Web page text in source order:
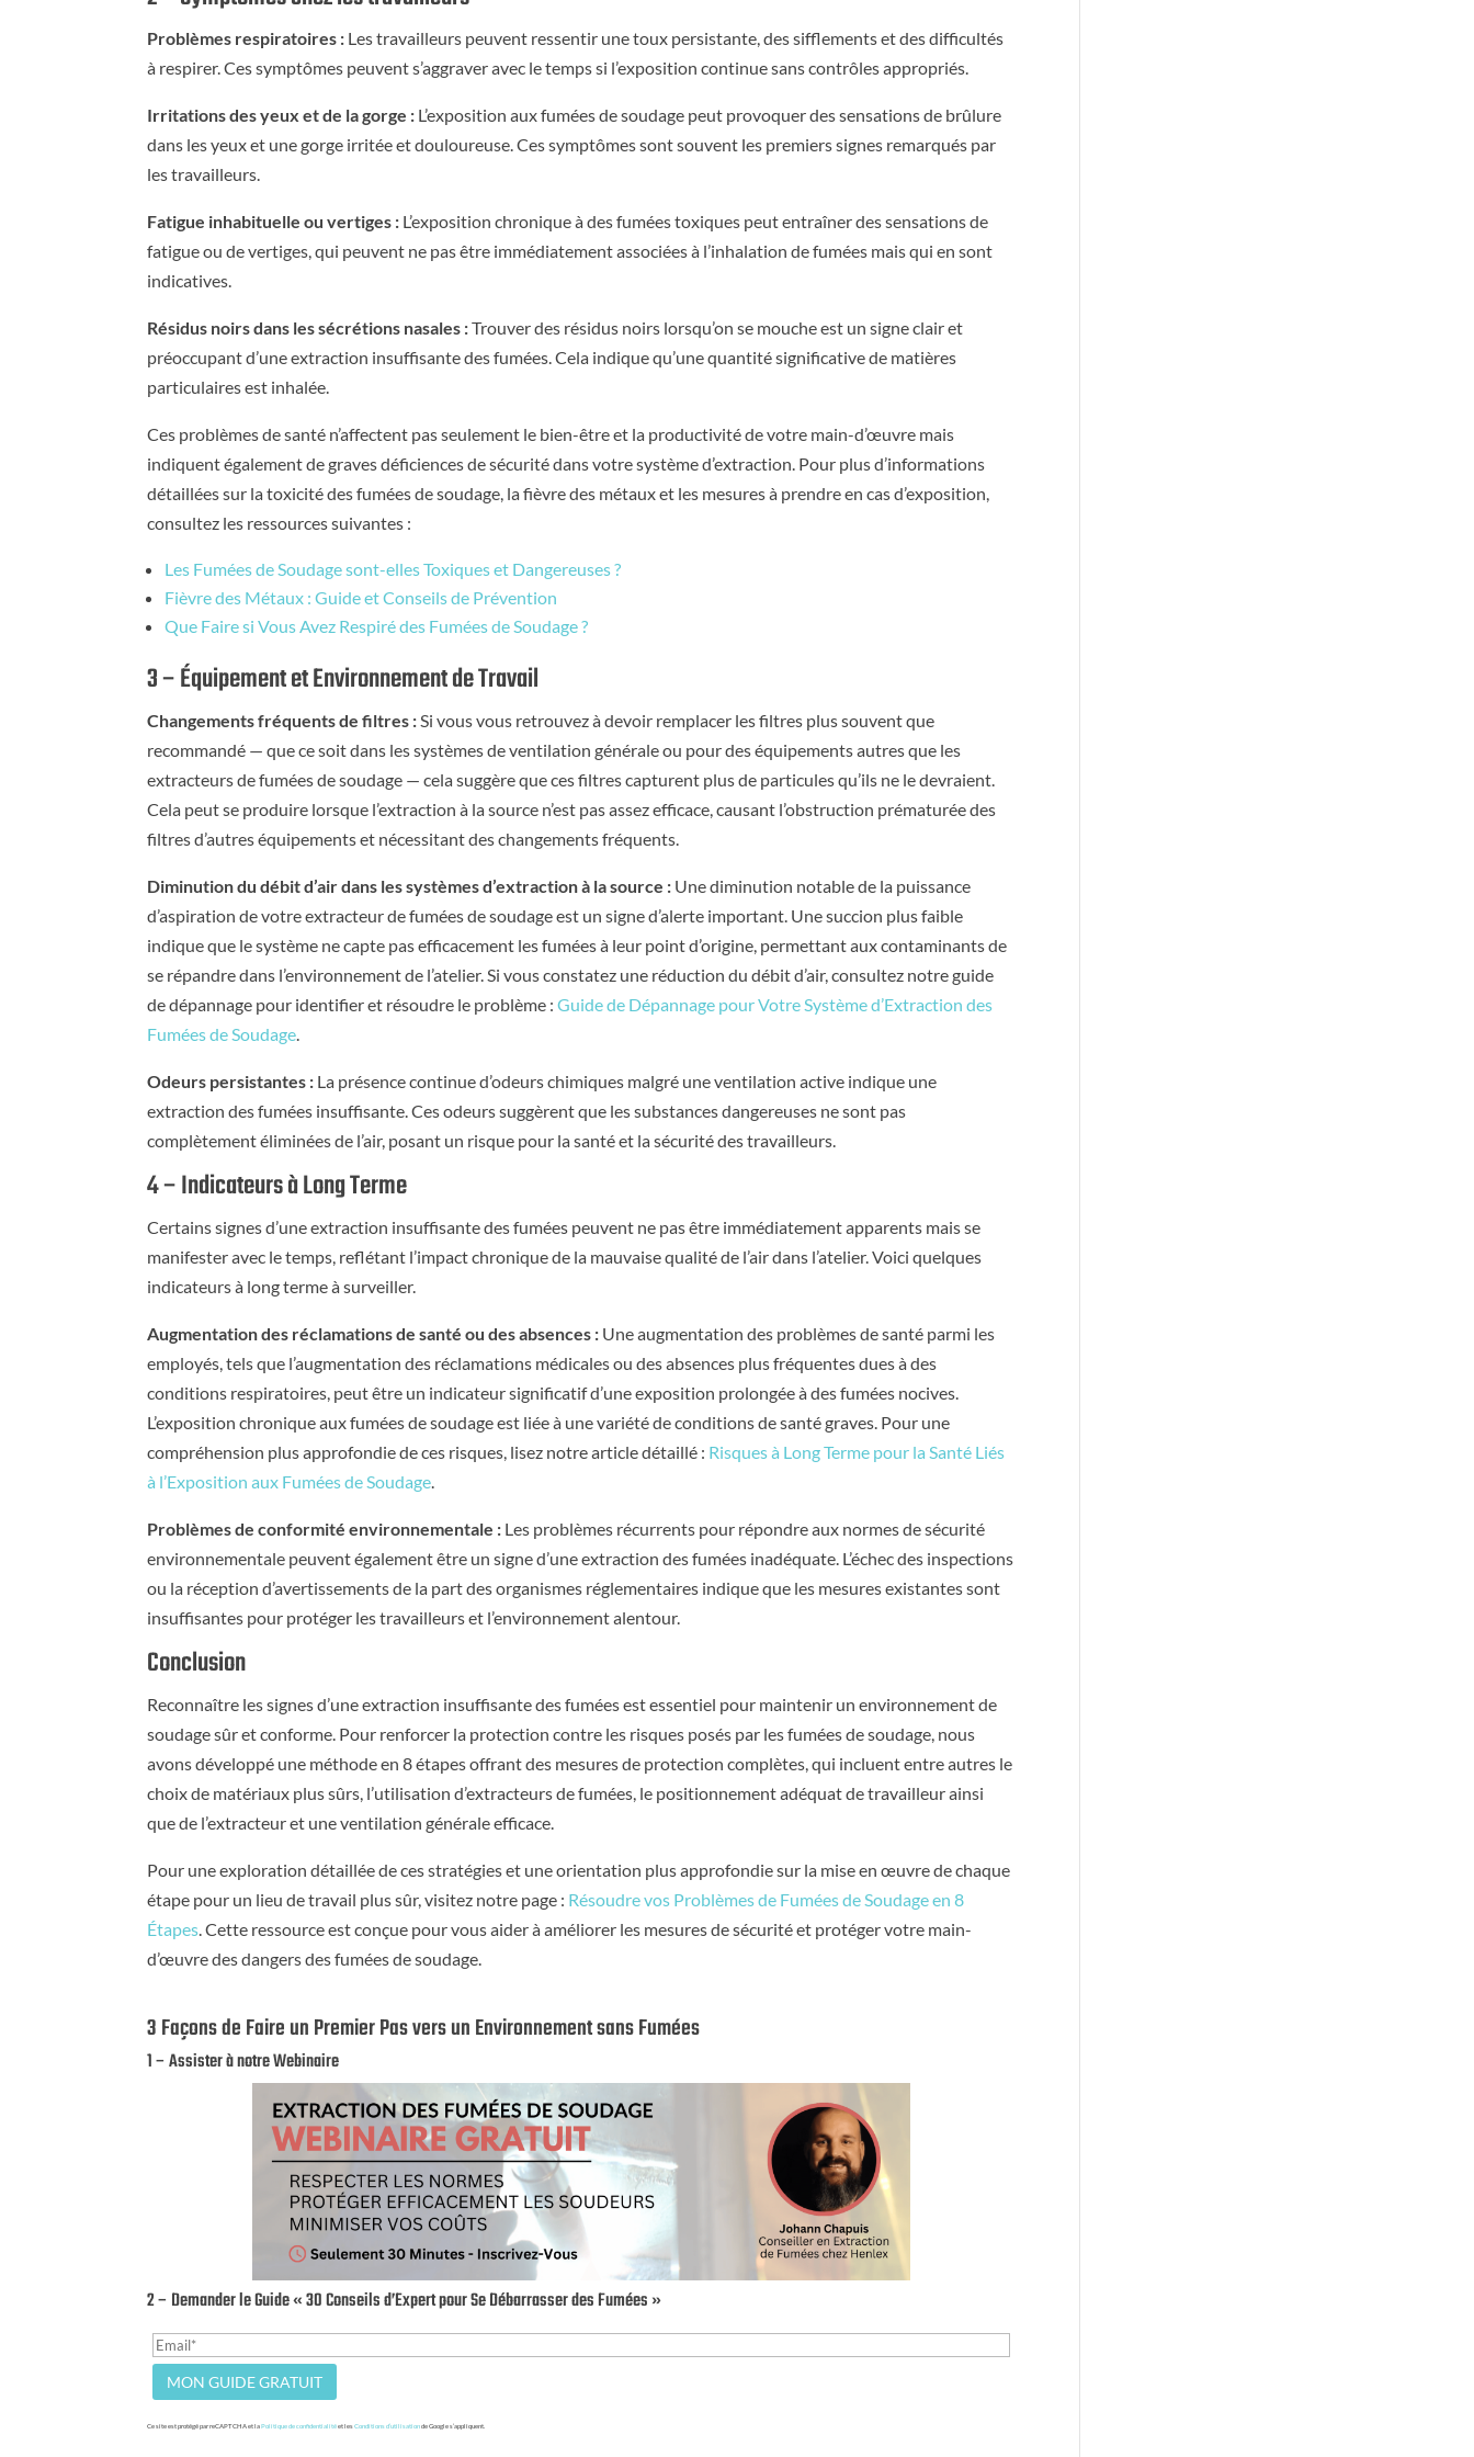
Problèmes respiratoires : Les travailleurs peuvent ressentir une toux persistante, des sifflements et des difficultés
à respirer. Ces symptômes peuvent s’aggraver avec le temps si l’exposition continue sans contrôles appropriés.
Irritations des yeux et de la gorge : L’exposition aux fumées de soudage peut provoquer des sensations de brûlure
dans les yeux et une gorge irritée et douloureuse. Ces symptômes sont souvent les premiers signes remarqués par
les travailleurs.
Fatigue inhabituelle ou vertiges : L’exposition chronique à des fumées toxiques peut entraîner des sensations de
fatigue ou de vertiges, qui peuvent ne pas être immédiatement associées à l’inhalation de fumées mais qui en sont
indicatives.
Résidus noirs dans les sécrétions nasales :Trouver des résidus noirs lorsqu’on se mouche est un signe clair et
préoccupant d’une extraction insuffisante des fumées. Cela indique qu’une quantité significative de matières
particulaires est inhalée.
Ces problèmes de santé n’affectent pas seulement le bien-être et la productivité de votre main-d’œuvre mais
indiquent également de graves déficiences de sécurité dans votre système d’extraction. Pour plus d’informations
détaillées sur la toxicité des fumées de soudage, la fièvre des métaux et les mesures à prendre en cas d’exposition,
consultez les ressources suivantes :
Les Fumées de Soudage sont-elles Toxiques et Dangereuses ?
Fièvre des Métaux : Guide et Conseils de Prévention
Que Faire si Vous Avez Respiré des Fumées de Soudage ?
3 – Équipement et Environnement de Travail
Changements fréquents de filtres : Si vous vous retrouvez à devoir remplacer les filtres plus souvent que
recommandé — que ce soit dans les systèmes de ventilation générale ou pour des équipements autres que les
extracteurs de fumées de soudage — cela suggère que ces filtres capturent plus de particules qu’ils ne le devraient.
Cela peut se produire lorsque l’extraction à la source n’est pas assez efficace, causant l’obstruction prématurée des
filtres d’autres équipements et nécessitant des changements fréquents.
Diminution du débit d’air dans les systèmes d’extraction à la source : Une diminution notable de la puissance
d’aspiration de votre extracteur de fumées de soudage est un signe d’alerte important. Une succion plus faible
indique que le système ne capte pas efficacement les fumées à leur point d’origine, permettant aux contaminants de
se répandre dans l’environnement de l’atelier. Si vous constatez une réduction du débit d’air, consultez notre guide
de dépannage pour identifier et résoudre le problème :Guide de Dépannage pour Votre Système d’Extraction des
Fumées de Soudage
Odeurs persistantes : La présence continue d’odeurs chimiques malgré une ventilation active indique une
extraction des fumées insuffisante. Ces odeurs suggèrent que les substances dangereuses ne sont pas
complètement éliminées de l’air, posant un risque pour la santé et la sécurité des travailleurs.
4 – Indicateurs à Long Terme
Certains signes d’une extraction insuffisante des fumées peuvent ne pas être immédiatement apparents mais se
manifester avec le temps, reflétant l’impact chronique de la mauvaise qualité de l’air dans l’atelier. Voici quelques
indicateurs à long terme à surveiller.
Augmentation des réclamations de santé ou des absences : Une augmentation des problèmes de santé parmi les
employés, tels que l’augmentation des réclamations médicales ou des absences plus fréquentes dues à des
conditions respiratoires, peut être un indicateur significatif d’une exposition prolongée à des fumées nocives.
L’exposition chronique aux fumées de soudage est liée à une variété de conditions de santé graves. Pour une
compréhension plus approfondie de ces risques, lisez notre article détaillé : Risques à Long Terme pour la Santé Liés
à l’Exposition aux Fumées de Soudage
Problèmes de conformité environnementale : Les problèmes récurrents pour répondre aux normes de sécurité
environnementale peuvent également être un signe d’une extraction des fumées inadéquate. L’échec des inspections
ou la réception d’avertissements de la part des organismes réglementaires indique que les mesures existantes sont
insuffisantes pour protéger les travailleurs et l’environnement alentour.
Conclusion
Reconnaître les signes d’une extraction insuffisante des fumées est essentiel pour maintenir un environnement de
soudage sûr et conforme. Pour renforcer la protection contre les risques posés par les fumées de soudage, nous
avons développé une méthode en 8 étapes offrant des mesures de protection complètes, qui incluent entre autres le
choix de matériaux plus sûrs, l’utilisation d’extracteurs de fumées, le positionnement adéquat de travailleur ainsi
que de l’extracteur et une ventilation générale efficace.
Pour une exploration détaillée de ces stratégies et une orientation plus approfondie sur la mise en œuvre de chaque
étape pour un lieu de travail plus sûr, visitez notre page : Résoudre vos Problèmes de Fumées de Soudage en 8
Étapes . Cette ressource est conçue pour vous aider à améliorer les mesures de sécurité et protéger votre main-
d’œuvre des dangers des fumées de soudage.
3 Façons de Faire un Premier Pas vers un Environnement sans Fumées
1 – Assister à notre Webinaire
2 – Demander le Guide « 30 Conseils d’Expert pour Se Débarrasser des Fumées »
Ce site est protégé par reCAPTCHA et laPolitique de confidentialitéet lesConditions d’utilisationde Google s’appliquent.